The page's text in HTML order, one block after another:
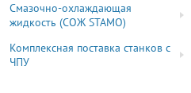
Смазочно-охлаждающая
жидкость (СОЖ STAMO)
Комплексная поставка станков с
ЧПУ